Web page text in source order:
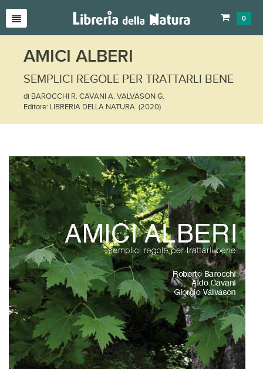
0
AMICI ALBERI
SEMPLICI REGOLE PER TRATTARLI BENE
di BAROCCHI R. CAVANI A. VALVASON G.
Editore: LIBRERIA DELLA NATURA (2020)